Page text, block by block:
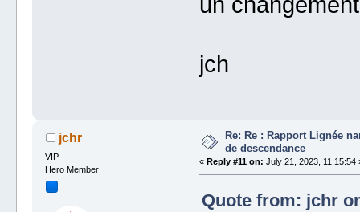
jch
jchr
VIP
Hero Member
Re: Re : Rapport Lignée
de descendance
« Reply #11 on: July 21, 2023, 11:15:54
Quote from: jchr